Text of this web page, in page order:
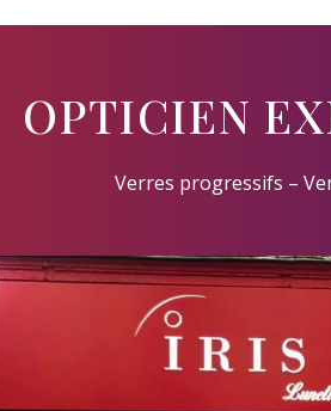
OPTICIEN
Verres progressifs –